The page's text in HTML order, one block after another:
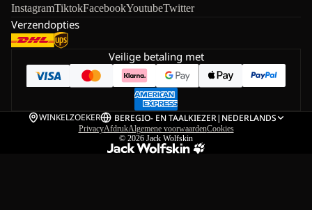
InstagramTiktokFacebookYoutubeTwitter
Verzendopties
Veilige betaling met
WINKELZOEKER BEREGIO- EN TAALKIEZER| NEDERLANDS
PrivacyAfdrukAlgemene voorwaardenCookies
© 2026 Jack Wolfskin